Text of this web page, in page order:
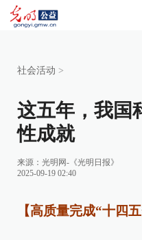
社会活动 >
这五年，我国
性成就
来源： 光明网-《光明日报》
2025-09-19 02:40
【高质量完成“十四五